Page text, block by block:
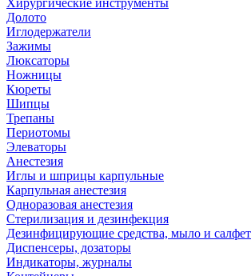
Хирургические инструменты
Долото
Иглодержатели
Зажимы
Люксаторы
Ножницы
Кюреты
Шипцы
Трепаны
Периотомы
Элеваторы
Анестезия
Иглы и шприцы карпульные
Карпульная анестезия
Одноразовая анестезия
Стерилизация и дезинфекция
Дезинфицирующие средства, мыло и
Диспенсеры, дозаторы
Индикаторы, журналы